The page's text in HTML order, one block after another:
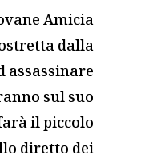
Amicia
dalla
assassinare
sul suo
il piccolo
diretto dei